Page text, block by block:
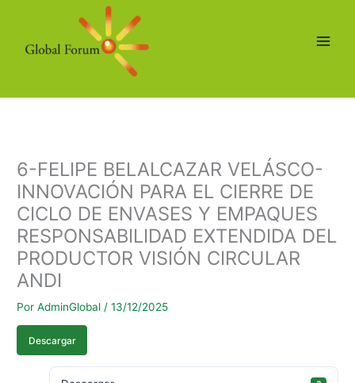
contenido
6-FELIPE BELALCAZAR VELÁSCO-
INNOVACIÓN PARA EL CIERRE DE
CICLO DE ENVASES Y EMPAQUES
RESPONSABILIDAD EXTENDIDA DEL
PRODUCTOR VISIÓN CIRCULAR
ANDI
PorAdminGlobal /13/12/2025
Descargar